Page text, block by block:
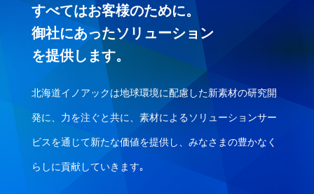
すべてはお客様のために。
御社にあったソリューション
を提供します。
北海道イノアックは地球環境に配慮した新素材の研究開
発に、力を注ぐと共に、素材によるソリューションサー
ビスを通じて新たな価値を提供し、みなさまの豊かなく
らしに貢献していきます｡